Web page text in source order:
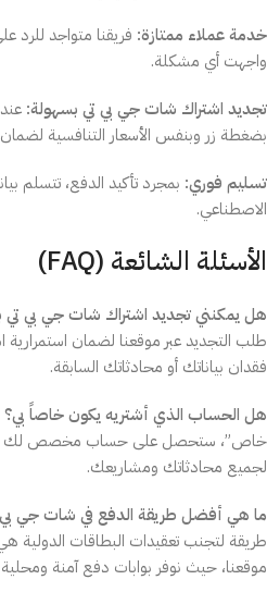
خدمة عملاء ممتازة: فريقنا متواجد
واجهت أي مشكلة.
تجديد اشتراك شات جي بي تي بسهولة:
بضغطة زر وبنفس الأسعار التنافسية
تسليم فوري: بمجرد تأكيد الدفع، تتسلم
الاصطناعي.
الأسئلة الشائعة (FAQ)
هل يمكنني تجديد اشتراك شات جي بي تي
طلب التجديد عبر موقعنا لضمان
فقدان بياناتك أو محادثاتك السابقة.
هل الحساب الذي أشتريه يكون خاصاً بي؟
خاص”، ستحصل على حساب مخصص لك
لجميع محادثاتك ومشاريعك.
ما هي أفضل طريقة الدفع في شات جي
طريقة لتجنب تعقيدات البطاقات الدولية
موقعنا، حيث نوفر بوابات دفع آمنة